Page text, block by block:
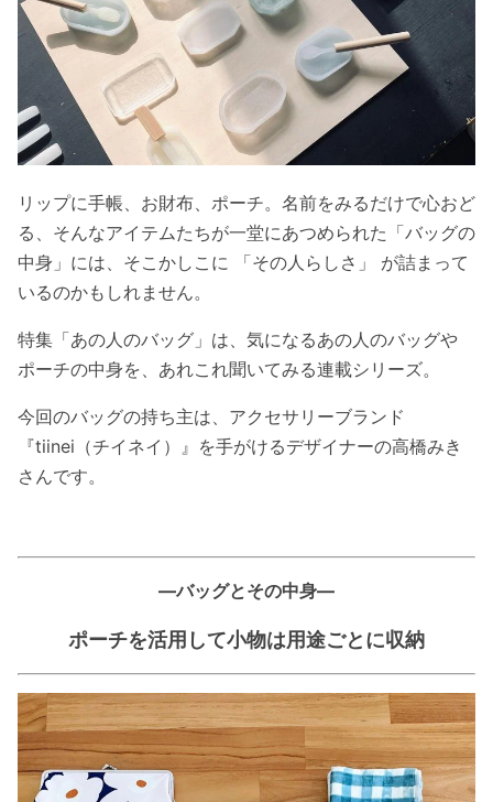
リップに手帳、お財布、ポーチ。名前をみるだけで心おど
る、そんなアイテムたちが一堂にあつめられた「バッグの
中身」には、そこかしこに 「その人らしさ」 が詰まって
いるのかもしれません。
特集「あの人のバッグ」は、気になるあの人のバッグや
ポーチの中身を、あれこれ聞いてみる連載シリーズ。
今回のバッグの持ち主は、アクセサリーブランド
『tiinei（チイネイ）』を手がけるデザイナーの高橋みき
さんです。
—バッグとその中身—
ポーチを活用して小物は用途ごとに収納